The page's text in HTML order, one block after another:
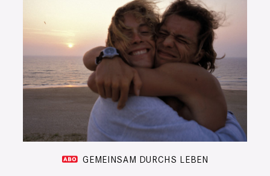
GEMEINSAM DURCHS LEBEN